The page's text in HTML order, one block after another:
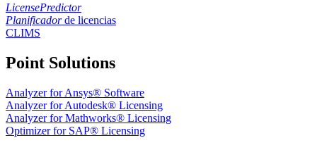
LicensePredictor
Planificadorde licencias
CLIMS
Point Solutions
Analyzer for Ansys® Software
Analyzer for Autodesk® Licensing
Analyzer for Mathworks® Licensing
Optimizer for SAP® Licensing